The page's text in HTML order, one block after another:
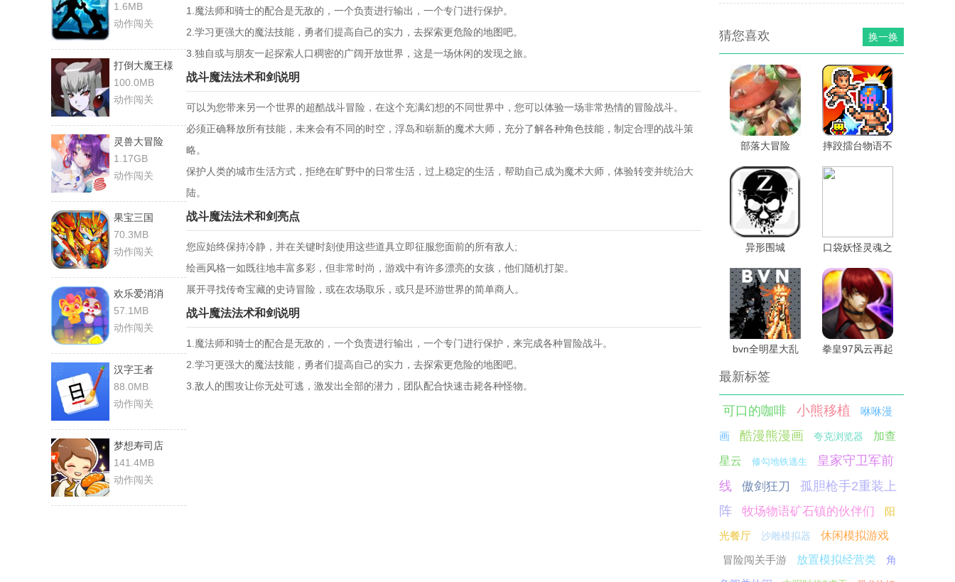
1.6MB
动作闯关
打倒大魔王様
100.0MB
动作闯关
灵兽大冒险
1.17GB
动作闯关
果宝三国
70.3MB
动作闯关
欢乐爱消消
57.1MB
动作闯关
汉字王者
88.0MB
动作闯关
梦想寿司店
141.4MB
动作闯关
1.魔法师和骑士的配合是无敌的，一个负责进行输出，一个专门进行保护。
2.学习更强大的魔法技能，勇者们提高自己的实力，去探索更危险的地图吧。
3.独自或与朋友一起探索人口稠密的广阔开放世界，这是一场休闲的发现之旅。
战斗魔法法术和剑说明
可以为您带来另一个世界的超酷战斗冒险，在这个充满幻想的不同世界中，您可以体验一场非常热情的冒险战斗。
必须正确释放所有技能，未来会有不同的时空，浮岛和崭新的魔术大师，充分了解各种角色技能，制定合理的战斗策
略。
保护人类的城市生活方式，拒绝在旷野中的日常生活，过上稳定的生活，帮助自己成为魔术大师，体验转变并统治大
陆。
战斗魔法法术和剑亮点
您应始终保持冷静，并在关键时刻使用这些道具立即征服您面前的所有敌人;
绘画风格一如既往地丰富多彩，但非常时尚，游戏中有许多漂亮的女孩，他们随机打架。
展开寻找传奇宝藏的史诗冒险，或在农场取乐，或只是环游世界的简单商人。
战斗魔法法术和剑说明
1.魔法师和骑士的配合是无敌的，一个负责进行输出，一个专门进行保护，来完成各种冒险战斗。
2.学习更强大的魔法技能，勇者们提高自己的实力，去探索更危险的地图吧。
3.敌人的围攻让你无处可逃，激发出全部的潜力，团队配合快速击毙各种怪物。
换一换
猜您喜欢
部落大冒险
摔跤擂台物语不
异形围城
口袋妖怪灵魂之
bvn全明星大乱
拳皇97风云再起
最新标签
可口的咖啡 小熊移植 咻咻漫
画 酷漫熊漫画 夸克浏览器 加查
星云 修勾地铁逃生
皇家守卫军前
线
傲剑狂刀
孤胆枪手2重装上
阵
牧场物语矿石镇的伙伴们
阳
光餐厅
沙雕模拟器
休闲模拟游戏
冒险闯关手游
放置模拟经营类
角